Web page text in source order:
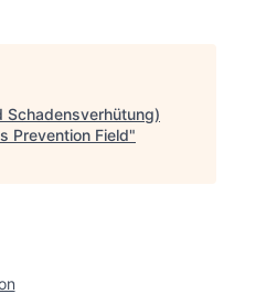
Schadensverhütung)
Prevention Field"